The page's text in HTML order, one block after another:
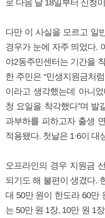
로 다음 달 18일부터 신청
다만 이 사실을 모르고 일
경우가 눈에 자주 띄었다.
야2동주민센터는 기간을
한 주민은 “민생지원금처
이라고 생각했는데 아니
청 요일을 착각했다”며 발
과부하를 피하고자 출생
적용됐다. 첫날은 1·6이 대
오프라인의 경우 지원금
되기도 해 불편이 생겼다.
대 50만 원이 한도라 60만
는 50만 원 1장, 10만 원 1